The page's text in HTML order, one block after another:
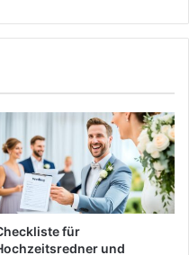
Hochzeitsreise
Krankenversicherung,
wird
über empfohlene
für
und